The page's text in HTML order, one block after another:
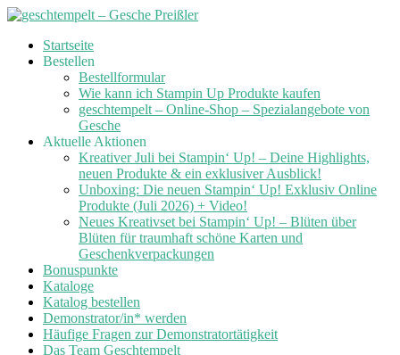
Skip
Startseite
Bestellen
Bestellformular
Wie kann ich Stampin Up Produkte kaufen
geschtempelt – Online-Shop – Spezialangebote von
Gesche
Aktuelle Aktionen
Kreativer Juli bei Stampin‘ Up! – Deine Highlights,
neuen Produkte & ein exklusiver Ausblick!
Unboxing: Die neuen Stampin‘ Up! Exklusiv Online
Produkte (Juli 2026) + Video!
Neues Kreativset bei Stampin‘ Up! – Blüten über
Blüten für traumhaft schöne Karten und
Geschenkverpackungen
Bonuspunkte
Kataloge
Katalog bestellen
Demonstrator/in* werden
Häufige Fragen zur Demonstratortätigkeit
Das Team Geschtempelt